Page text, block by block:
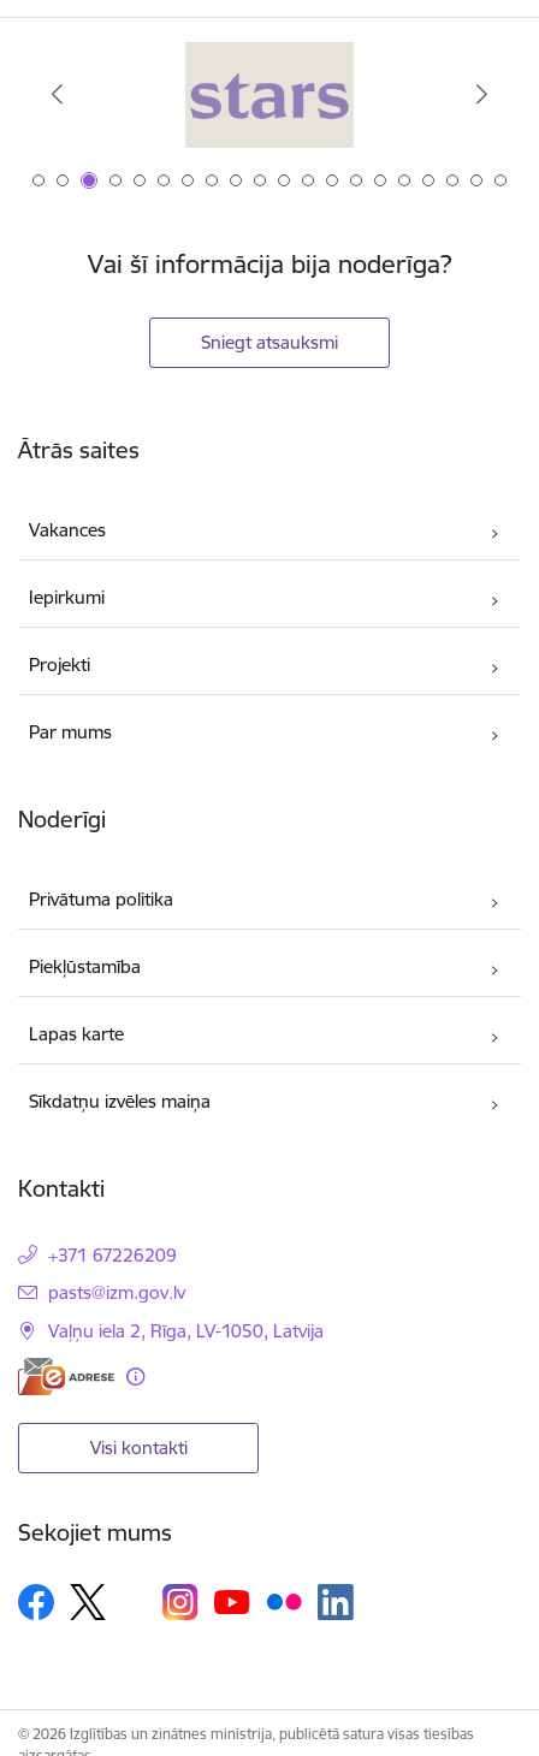
Vai šī informācija bija noderīga?
Sniegt atsauksmi
Ātrās saites
Vakances
Iepirkumi
Projekti
Par mums
Noderīgi
Privātuma politika
Piekļūstamība
Lapas karte
Sīkdatņu izvēles maiņa
Kontakti
+371 67226209
E-pasts:
pasts@izm.gov.lv
Vaļņu iela 2, Rīga, LV-1050, Latvija
Visi kontakti
Sekojiet mums
© 2026 Izglītības un zinātnes ministrija, publicētā satura visas tiesības